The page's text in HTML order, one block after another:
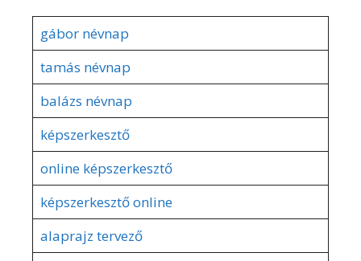
gábor névnap
tamás névnap
balázs névnap
képszerkesztő
online képszerkesztő
képszerkesztő online
alaprajz tervező